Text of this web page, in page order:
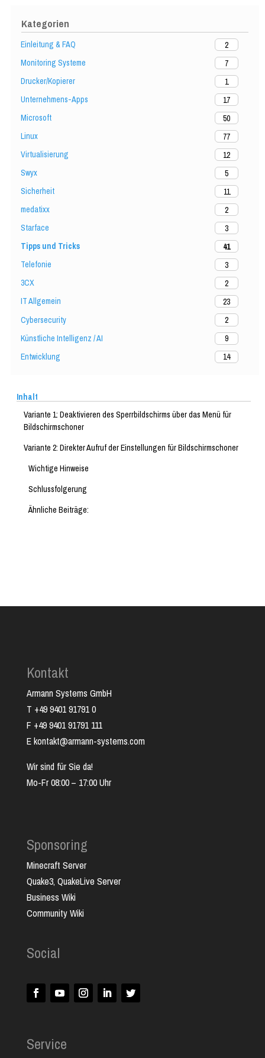
Kategorien
Einleitung & FAQ
2
Monitoring Systeme
7
Drucker/Kopierer
1
Unternehmens-Apps
17
Microsoft
50
Linux
77
Virtualisierung
12
Swyx
5
Sicherheit
11
medatixx
2
Starface
3
Tipps und Tricks
41
Telefonie
3
3CX
2
IT Allgemein
23
Cybersecurity
2
Künstliche Intelligenz / AI
9
Entwicklung
14
Inhalt
Variante 1: Deaktivieren des Sperrbildschirms über das Menü für
Bildschirmschoner
Variante 2: Direkter Aufruf der Einstellungen für Bildschirmschoner
Wichtige Hinweise
Schlussfolgerung
Ähnliche Beiträge:
Kontakt
Armann Systems GmbH
T +49 9401 91791 0
F +49 9401 91791 111
E kontakt@armann-systems.com
Wir sind für Sie da!
Mo-Fr 08:00 – 17:00 Uhr
Sponsoring
Minecraft Server
Quake3, QuakeLive Server
Business Wiki
Community Wiki
Social
Service